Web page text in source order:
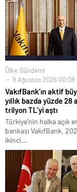
Ülke Gündemi
9 Ağustos 2026 00:08
VakıfBank’ın aktif
yıllık bazda yüzde 28
trilyon TL’yi aştı
Türkiye’nin halka açık
bankası VakıfBank,
ikinci...